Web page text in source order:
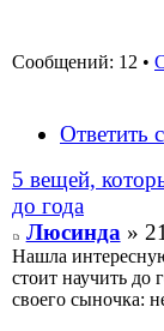
Сообщений: 12 •
Ответить
5 вещей,
до года
Люсинда»
Нашла
стоит научить до
своего сыночка: